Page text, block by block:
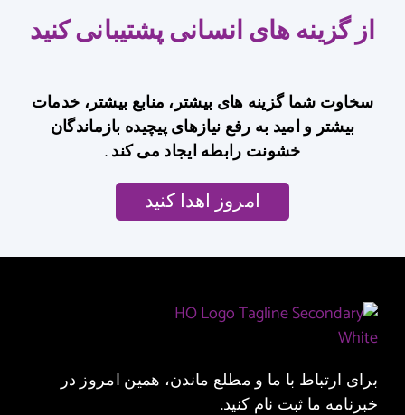
انسانی پشتیبانی کنید
بیشتر، منابع بیشتر، خدمات
رفع نیازهای پیچیده بازماندگان
رابطه ایجاد می کند.
و مطلع ماندن، همین امروز در
کنید.